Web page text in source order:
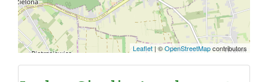
Leaflet | ©OpenStreetMapcontributors